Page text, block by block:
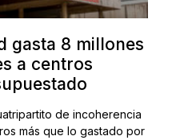
gasta 8 millones
a centros
de incoherencia
más que lo gastado por